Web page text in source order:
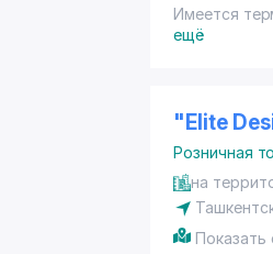
Имеется
ещё
"Elite
Розничная
на
Показать